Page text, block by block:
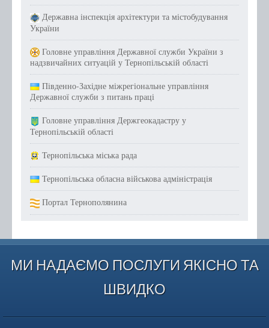
Державна інспекція архітектури та містобудування
України
Головне управління Державної служби України з
надзвичайних ситуацій у Тернопільській області
Південно-Західне міжрегіональне управління
Державної служби з питань праці
Головне управління Держгеокадастру у
Тернопільській області
Тернопільська міська рада
Тернопільська обласна військова адміністрація
Портал Тернополянина
МИ НАДАЄМО ПОСЛУГИ ЯКІСНО ТА
ШВИДКО